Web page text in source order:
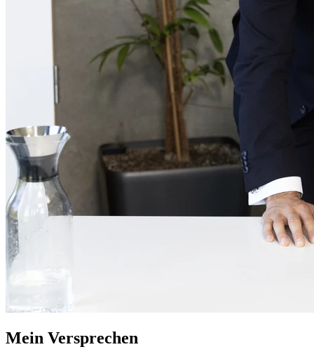
Mein Versprechen